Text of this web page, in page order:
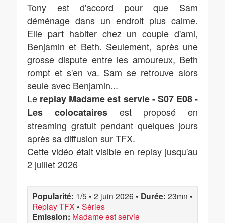
Tony est d'accord pour que Sam
déménage dans un endroit plus calme.
Elle part habiter chez un couple d'ami,
Benjamin et Beth. Seulement, après une
grosse dispute entre les amoureux, Beth
rompt et s'en va. Sam se retrouve alors
seule avec Benjamin...
Le replay Madame est servie - S07 E08 -
Les colocatairesest proposé en
streaming gratuit pendant quelques jours
après sa diffusion sur TFX.
Cette vidéo était visible en replay jusqu'au
2 juillet 2026
Popularité: 1/5 • 2 juin 2026 • Durée: 23mn •
Replay TFX • Séries
Emission: Madame est servie